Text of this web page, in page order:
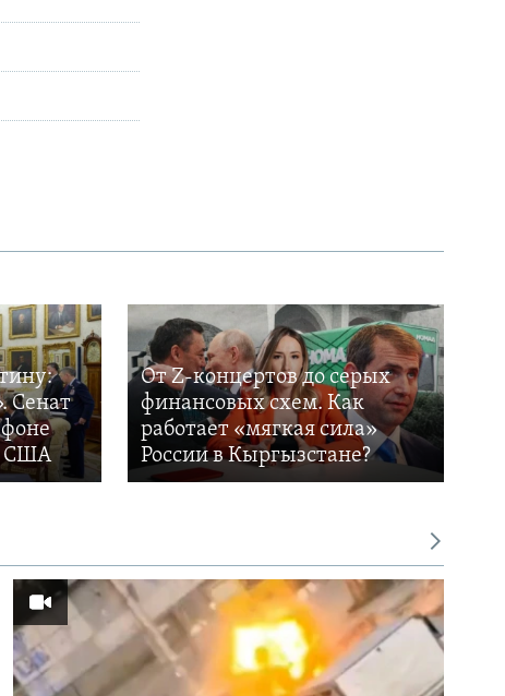
Сенат
США
От Z-концертов до серых
финансовых схем. Как
работает «мягкая сила»
России в Кыргызстане?